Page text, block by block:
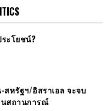
ะโยชน์?
หรัฐฯ/อิสราเอล จะจบ
นสถานการณ์